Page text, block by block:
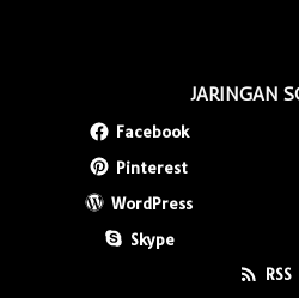
JARINGAN
Facebook
Pinterest
WordPress
Skype
RSS